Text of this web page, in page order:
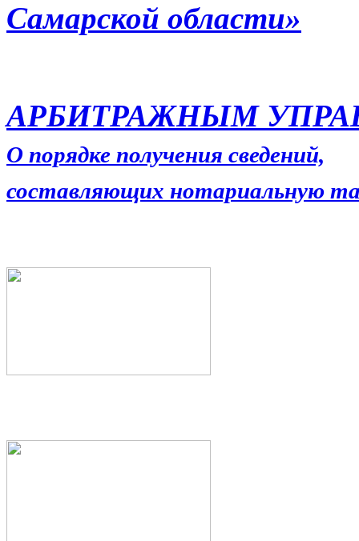
Самарской области»
АРБИТРАЖНЫМ
О порядке получения сведений,
составляющих нотариальную